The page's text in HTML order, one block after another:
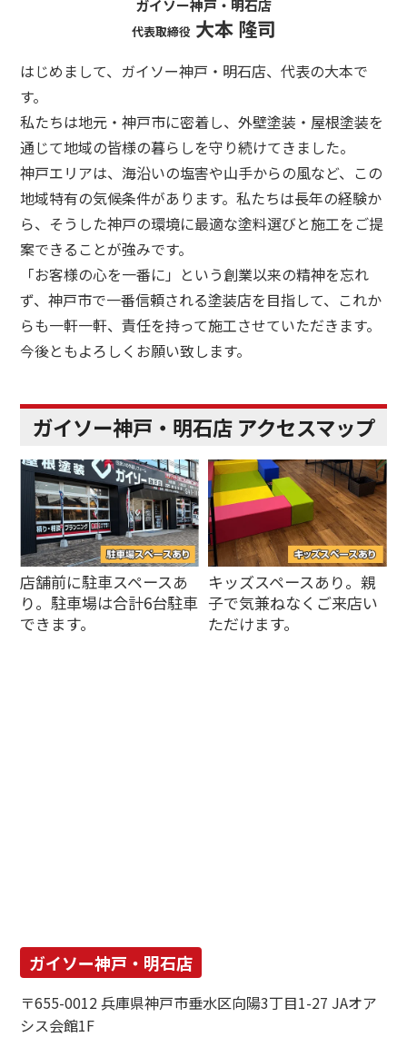
ガイソー神戸・明石店
代表取締役大本 隆司
はじめまして、ガイソー神戸・明石店、代表の大本で
す。
私たちは地元・神戸市に密着し、外壁塗装・屋根塗装を
通じて地域の皆様の暮らしを守り続けてきました。
神戸エリアは、海沿いの塩害や山手からの風など、この
地域特有の気候条件があります。私たちは長年の経験か
ら、そうした神戸の環境に最適な塗料選びと施工をご提
案できることが強みです。
「お客様の心を一番に」という創業以来の精神を忘れ
ず、神戸市で一番信頼される塗装店を目指して、これか
らも一軒一軒、責任を持って施工させていただきます。
今後ともよろしくお願い致します。
ガイソー神戸・明石店 アクセスマップ
店舗前に駐車スペースあ
り。駐車場は合計6台駐車
できます。
キッズスペースあり。親
子で気兼ねなくご来店い
ただけます。
ガイソー神戸・明石店
〒655-0012 兵庫県神戸市垂水区向陽3丁目1-27 JAオア
シス会館1F